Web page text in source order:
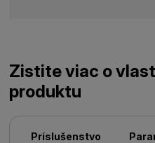
Zistite viac o
produktu
Príslušenstvo